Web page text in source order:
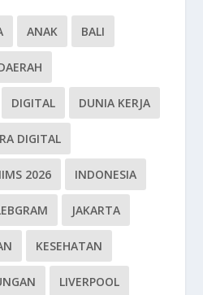
ANAK BALI
DIGITAL DUNIA KERJA
DIGITAL
IIMS 2026 INDONESIA
JAKARTA
KESEHATAN
LIVERPOOL